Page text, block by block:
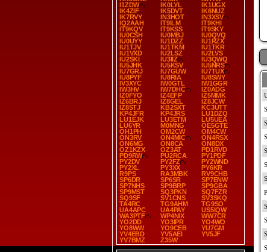
I1ZDW
IK0LYL
IK1UGX
IK4ZIF
IK5DVT
IK6NUZ
IK7RVY
IN3HOT
IN3XSV
IQ2AAH
IT9ILM
IT9KHI
IT9KQV
IT9KSS
IT9SKY
IU0CSH
IU0MBJ
IU0QVQ
IU0UYY
IU1DZZ
IU1RZX
IU1TJV
IU1TKM
IU1TKR
IU1VXD
IU2LSZ
IU2LVS
IU2SKI
IU3IIZ
IU3QWQ
IU5JHK
IU5KSV
IU5NRS
IU7GRJ
IU7GUW
IU7TUX
IU8PYF
IU8RIA
IU8SWY
IV3XYC
IW0GTL
IW1GGR
IW3HV
IW7DHC
IZ0ADG
IZ0FYO
IZ4EFP
IZ5MMK
IZ6BRJ
IZ8GEL
IZ8JCW
IZ8STJ
KB2SXT
KC3UTT
KP4JFR
KP4JRS
LU1DZQ
LU1EJK
LU3ETM
LU5UEA
LU6YR
M0MNG
OE5GTE
OH1PH
OM2CW
OM4CW
ON3RV
ON4MIC
ON4RSX
ON6MG
ON8CA
ON8DX
OZ1KZX
OZ3AT
PD1RVD
PD9RW
PU2RCA
PY1PDF
PY2DV
PY2FZ
PY2WND
PY2XL
PY3XX
PY6KR
R9PS
RA3MBK
RV9CHB
SP6DR
SP6SR
SP7ENW
SP7NHS
SP9BRP
SP9GBA
SP9MST
SQ3PKN
SQ7FZR
SQ9SF
SV1CNS
SV3SKQ
TA4RC
TG9AHM
TG9SO
UA4APC
UA4PAY
US5IQW
WA3PTF
WP4NIX
WW7CR
YO2DD
YO3IPR
YO4WO
YO8WW
YO9CEB
YU7GM
YV4EBD
YV5AEI
YV5JF
YV7BMZ
Z35W